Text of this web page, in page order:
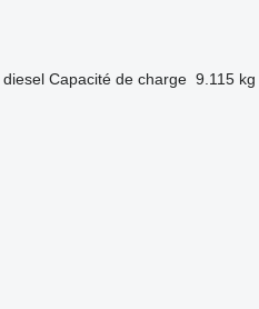
diesel Capacité de charge 9.115 kg